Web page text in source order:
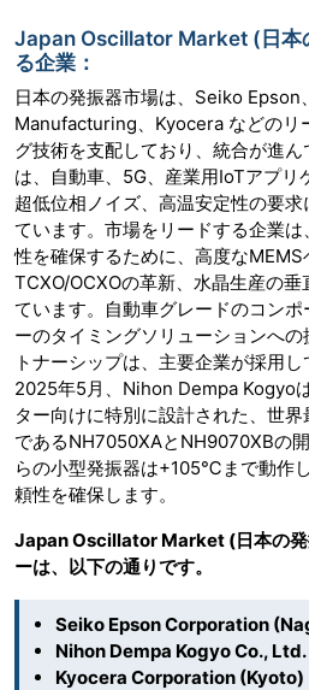
Japan Oscillator Market (日本
る企業：
日本の発振器市場は、Seiko Epson
Manufacturing、Kyocera などのリ
グ技術を支配しており、統合が進
は、自動車、5G、産業用IoTアプリ
超低位相ノイズ、高温安定性の要
ています。市場をリードする企業
性を確保するために、高度なMEMS
TCXO/OCXOの革新、水晶生産の
ています。自動車グレードのコン
ーのタイミングソリューションへ
トナーシップは、主要企業が採用し
2025年5月、Nihon Dempa Kogyo
ター向けに特別に設計された、世
であるNH7050XAとNH9070XBの
らの小型発振器は+105℃まで動作
頼性を確保します。
Japan Oscillator Market (日本の発
ーは、以下の通りです。
Seiko Epson Corporation
Nihon Dempa Kogyo Co.,
Kyocera Corporation (Kyoto)